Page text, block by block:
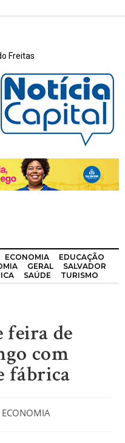
Freitas
ECONOMIA
EDUCAÇÃO
GERAL
SALVADOR
SAÚDE TURISMO
feira de
com
fábrica
ECONOMIA